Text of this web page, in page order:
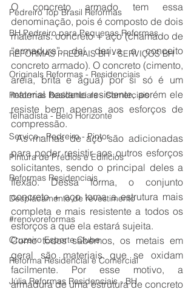
Pedreiro Top Brasil Reformas
BH Pedreiro para Pequenas Reformas
REFORMAS PREDIAIS BH - SERVIÇOS BH
Originals Reformas - Residenciais
Reformas Residenciais - Comerciais
Telhadista - Belo Horizonte
Serviço - Pedreiro - Pintor
Pintura de Prédios e Edifícios
Reformas Residenciais
Desplacamento de revestimento
#renovoreformas
Cruzeiro Esporte Clube
Reforma Residencial e Comercial
Júlia Reformas Residenciais - BH
O concreto armado tem essa
denominação, pois é composto de dois
materiais: concreto + aço (chamado de
“armadura”, daí deriva o conceito
concreto armado). O concreto (cimento,
areia, brita e água) por si só é um
material bastante resistente, porém ele
resiste bem apenas aos esforços de
compressão.
As malhas de aço são adicionadas
para poder resistir aos outros esforços
solicitantes, sendo o principal deles a
flexão. Dessa forma, o conjunto
concreto + aço torna a estrutura mais
completa e mais resistente a todos os
esforços a que ela estará sujeita.
Como todos sabemos, os metais em
geral são materiais que se oxidam
facilmente. Por esse motivo, a
armadura de uma estrutura de concreto